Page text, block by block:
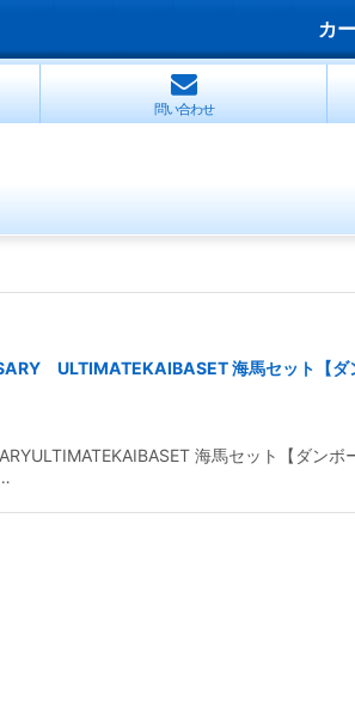
カ
問い合わせ
ULTIMATEKAIBASET 海馬セット【ダ
海馬セット【ダン